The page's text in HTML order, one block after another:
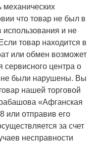
механических
что товар не был в
использования и не
товар находится в
или обмен возможет
сервисного центра о
не были нарушены. Вы
нашей торговой
«Афганская
или отправив его
за счет
несправности